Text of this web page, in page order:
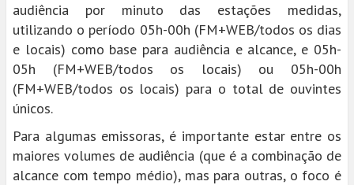
audiência por minuto das estações medidas,
utilizando o período 05h-00h (FM+WEB/todos os dias
e locais) como base para audiência e alcance, e 05h-
05h (FM+WEB/todos os locais) ou 05h-00h
(FM+WEB/todos os locais) para o total de ouvintes
únicos.
Para algumas emissoras, é importante estar entre os
maiores volumes de audiência (que é a combinação de
alcance com tempo médio), mas para outras, o foco é